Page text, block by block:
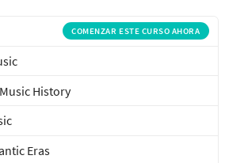
exploramos los antecedentes
que dieron vida a algunas
queridas.
COMENZAR ESTE CURSO AHORA
History
Eras